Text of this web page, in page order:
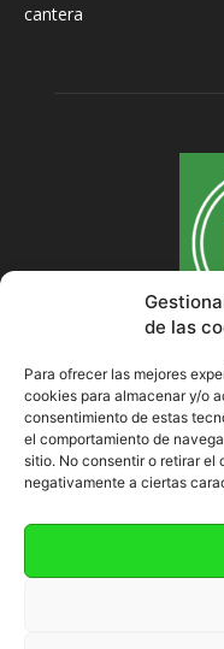
de las
Para ofrecer las mejores
cookies para almacenar y/o
consentimiento de estas
el comportamiento de
sitio. No consentir o retirar
negativamente a ciertas
cantera